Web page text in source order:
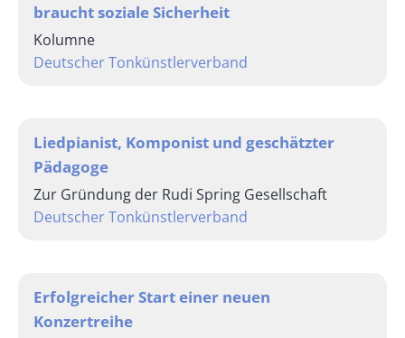
braucht soziale Sicherheit
Kolumne
Deutscher Tonkünstlerverband
Liedpianist, Komponist und geschätzter
Pädagoge
Zur Gründung der Rudi Spring Gesellschaft
Deutscher Tonkünstlerverband
Erfolgreicher Start einer neuen
Konzertreihe